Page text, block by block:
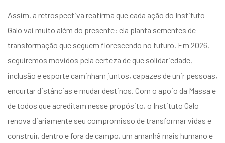
Assim, a retrospectiva reafirma que cada ação do Instituto
Galo vai muito além do presente: ela planta sementes de
transformação que seguem florescendo no futuro. Em 2026,
seguiremos movidos pela certeza de que solidariedade,
inclusão e esporte caminham juntos, capazes de unir pessoas,
encurtar distâncias e mudar destinos. Com o apoio da Massa e
de todos que acreditam nesse propósito, o Instituto Galo
renova diariamente seu compromisso de transformar vidas e
construir, dentro e fora de campo, um amanhã mais humano e